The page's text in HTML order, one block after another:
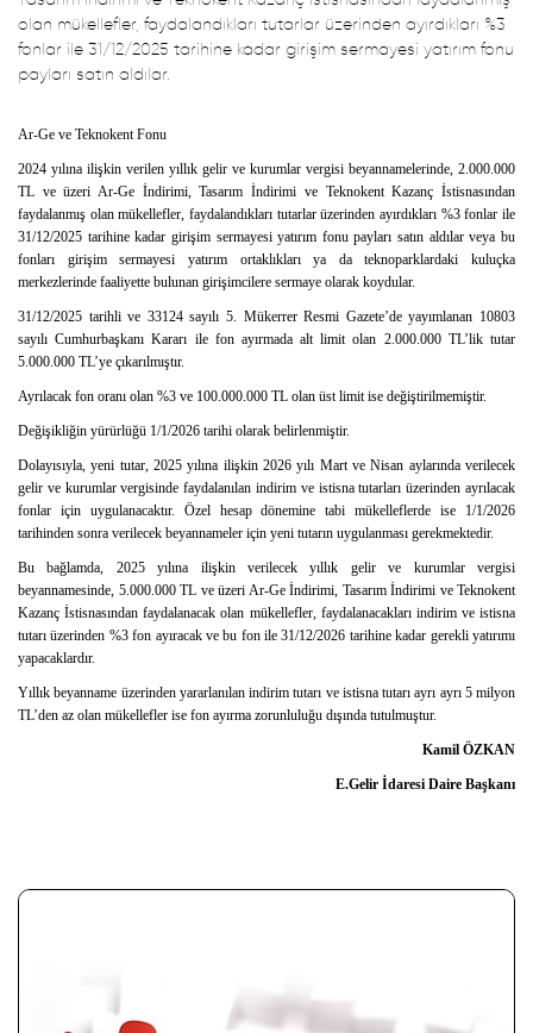
olan mükellefler, faydalandıkları tutarlar üzerinden ayırdıkları %3
fonlar ile 31/12/2025 tarihine kadar girişim sermayesi yatırım fonu
payları satın aldılar.
Ar-Ge ve Teknokent Fonu
2024 yılına ilişkin verilen yıllık gelir ve kurumlar vergisi beyannamelerinde, 2.000.000
TL ve üzeri Ar-Ge İndirimi, Tasarım İndirimi ve Teknokent Kazanç İstisnasından
faydalanmış olan mükellefler, faydalandıkları tutarlar üzerinden ayırdıkları %3 fonlar ile
31/12/2025 tarihine kadar girişim sermayesi yatırım fonu payları satın aldılar veya bu
fonları girişim sermayesi yatırım ortaklıkları ya da teknoparklardaki kuluçka
merkezlerinde faaliyette bulunan girişimcilere sermaye olarak koydular.
31/12/2025 tarihli ve 33124 sayılı 5. Mükerrer Resmi Gazete’de yayımlanan 10803
sayılı Cumhurbaşkanı Kararı ile fon ayırmada alt limit olan 2.000.000 TL’lik tutar
5.000.000 TL’ye çıkarılmıştır.
Ayrılacak fon oranı olan %3 ve 100.000.000 TL olan üst limit ise değiştirilmemiştir.
Değişikliğin yürürlüğü 1/1/2026 tarihi olarak belirlenmiştir.
Dolayısıyla, yeni tutar, 2025 yılına ilişkin 2026 yılı Mart ve Nisan aylarında verilecek
gelir ve kurumlar vergisinde faydalanılan indirim ve istisna tutarları üzerinden ayrılacak
fonlar için uygulanacaktır. Özel hesap dönemine tabi mükelleflerde ise 1/1/2026
tarihinden sonra verilecek beyannameler için yeni tutarın uygulanması gerekmektedir.
Bu bağlamda, 2025 yılına ilişkin verilecek yıllık gelir ve kurumlar vergisi
beyannamesinde, 5.000.000 TL ve üzeri Ar-Ge İndirimi, Tasarım İndirimi ve Teknokent
Kazanç İstisnasından faydalanacak olan mükellefler, faydalanacakları indirim ve istisna
tutarı üzerinden %3 fon ayıracak ve bu fon ile 31/12/2026 tarihine kadar gerekli yatırımı
yapacaklardır.
Yıllık beyanname üzerinden yararlanılan indirim tutarı ve istisna tutarı ayrı ayrı 5 milyon
TL’den az olan mükellefler ise fon ayırma zorunluluğu dışında tutulmuştur.
Kamil ÖZKAN
E.Gelir İdaresi Daire Başkanı